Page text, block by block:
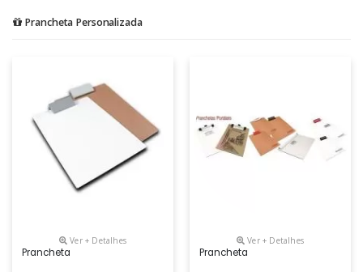
Prancheta Personalizada
Ver + Detalhes
Prancheta
Ver + Detalhes
Prancheta